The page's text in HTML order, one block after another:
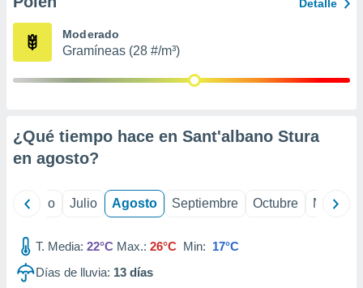
publicidad
1199
Detalle
Moderado
Gramíneas (28 #/m³)
¿Qué tiempo hace en Sant'albano Stura
en agosto?
Junio Julio Agosto Septiembre Octubre
T. Media: 22°C Max.: 26°C Min: 17°C
Días de lluvia: 13 días